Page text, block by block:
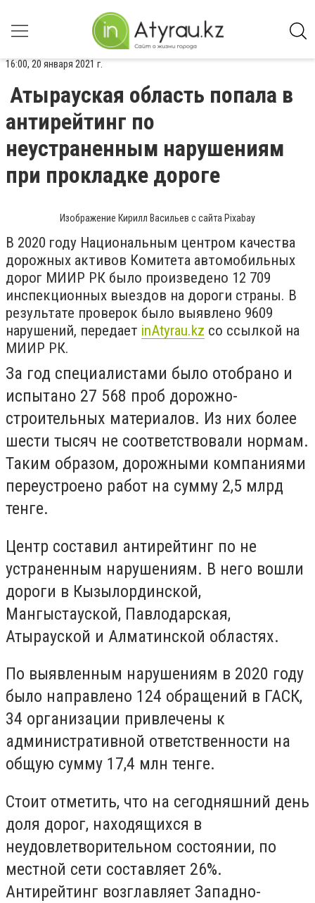
16:00, 20 января 2021 г.
Атырауская область попала в
антирейтинг по
неустраненным нарушениям
при прокладке дороге
Изображение Кирилл Васильев с сайта Pixabay
В 2020 году Национальным центром качества
дорожных активов Комитета автомобильных
дорог МИИР РК было произведено 12 709
инспекционных выездов на дороги страны. В
результате проверок было выявлено 9609
нарушений, передает inAtyrau.kz со ссылкой на
МИИР РК.
За год специалистами было отобрано и
испытано 27 568 проб дорожно-
строительных материалов. Из них более
шести тысяч не соответствовали нормам.
Таким образом, дорожными компаниями
переустроено работ на сумму 2,5 млрд
тенге.
Центр составил антирейтинг по не
устраненным нарушениям. В него вошли
дороги в Кызылординской,
Мангыстауской, Павлодарская,
Атырауской и Алматинской областях.
По выявленным нарушениям в 2020 году
было направлено 124 обращений в ГАСК,
34 организации привлечены к
административной ответственности на
общую сумму 17,4 млн тенге.
Стоит отметить, что на сегодняшний день
доля дорог, находящихся в
неудовлетворительном состоянии, по
местной сети составляет 26%.
Антирейтинг возглавляет Западно-